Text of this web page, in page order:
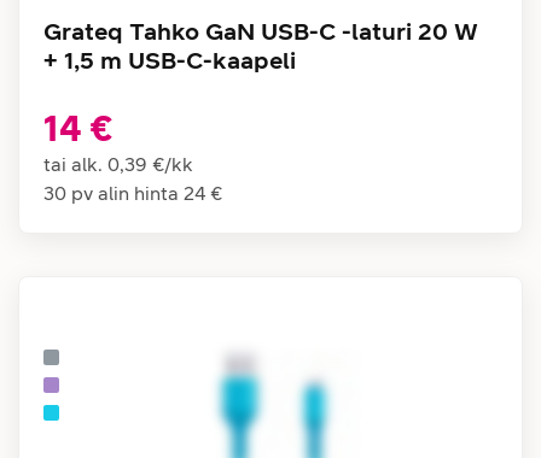
Grateq Tahko GaN USB-C -laturi 20 W
+ 1,5 m USB-C-kaapeli
14 €
tai alk. 0,39 €/kk
30 pv alin hinta 24 €